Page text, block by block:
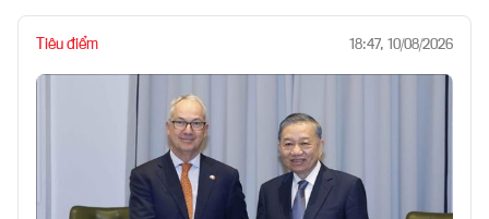
Tiêu điểm 18:47, 10/08/2026